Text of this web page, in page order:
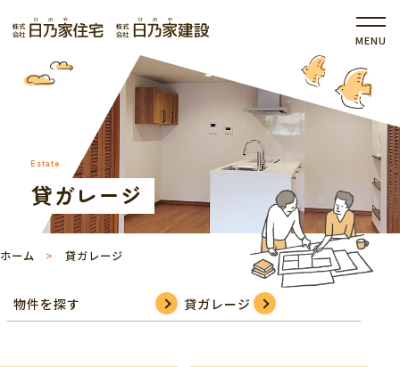
Estate
貸ガレージ
ホーム 貸ガレージ
物件を探す 貸ガレージ